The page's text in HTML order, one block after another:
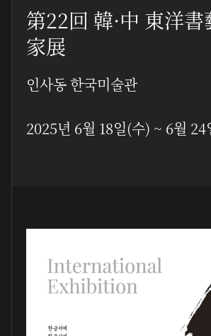
第22回 韓·中 東洋
家展
인사동 한국미술관
2025년 6월 18일(수) ~ 6월 24